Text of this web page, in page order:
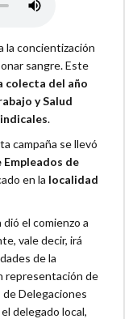
la concientización
sangre. Este
colecta del año
y Salud
.
campaña se llevó
de
en la localidad
el comienzo a
vale decir, irá
de la
representación de
Delegaciones
delegado local,